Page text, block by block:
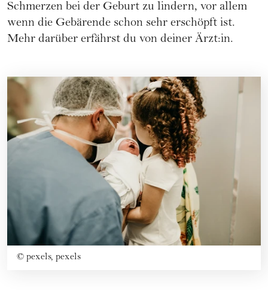
Schmerzen bei der Geburt zu lindern, vor allem
wenn die Gebärende schon sehr erschöpft ist.
Mehr darüber erfährst du von deiner Ärzt:in.
© pexels, pexels